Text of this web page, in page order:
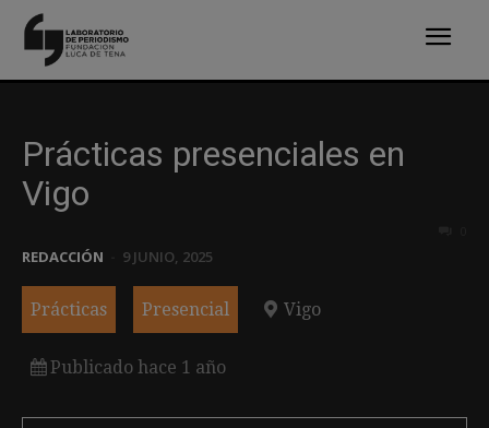
Prácticas presenciales en
Vigo
REDACCIÓN 9 JUNIO, 2025
Prácticas Presencial Vigo
Publicado hace 1 año